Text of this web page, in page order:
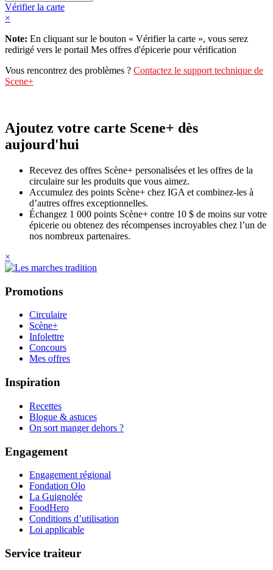
Vérifier la carte
×
Note: En cliquant sur le bouton « Vérifier la carte », vous serez
redirigé vers le portail Mes offres d'épicerie pour vérification
Vous rencontrez des problèmes ? Contactez le support technique de
Scene+
Ajoutez votre carte Scene+ dès
aujourd'hui
Recevez des offres Scène+ personalisées et les offres de la
circulaire sur les produits que vous aimez.
Accumulez des points Scène+ chez IGA et combinez-les à
d’autres offres exceptionnelles.
Échangez 1 000 points Scène+ contre 10 $ de moins sur votre
épicerie ou obtenez des récompenses incroyables chez l’un de
nos nombreux partenaires.
×
Promotions
Circulaire
Scène+
Infolettre
Concours
Mes offres
Inspiration
Recettes
Blogue & astuces
On sort manger dehors ?
Engagement
Engagement régional
Fondation Olo
La Guignolée
FoodHero
Conditions d’utilisation
Loi applicable
Service traiteur